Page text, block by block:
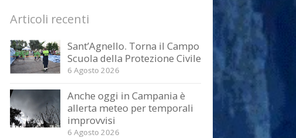
Articoli recenti
Sant’Agnello. Torna il Campo
Scuola della Protezione Civile
6 Agosto 2026
Anche oggi in Campania è
allerta meteo per temporali
improvvisi
6 Agosto 2026